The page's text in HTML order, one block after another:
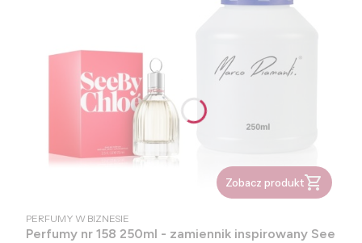
Zobacz produkt
PRODUCENT
PERFUMY W BIZNESIE
Perfumy nr 158 250ml - zamiennik inspirowany See